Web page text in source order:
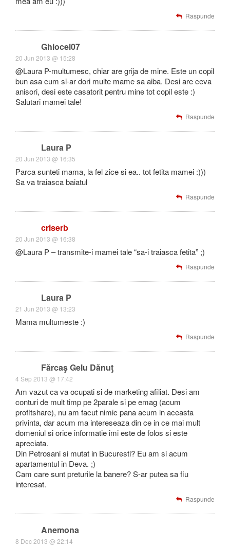
Raspunde
Ghiocel07
20 Jun 2013 @ 15:28
@Laura P-multumesc, chiar are grija de mine. Este un copil
bun asa cum si-ar dori multe mame sa aiba. Desi are ceva
anisori, desi este casatorit pentru mine tot copil este :)
Salutari mamei tale!
Raspunde
Laura P
20 Jun 2013 @ 16:35
Parca sunteti mama, la fel zice si ea.. tot fetita mamei :)))
Sa va traiasca baiatul
Raspunde
criserb
20 Jun 2013 @ 16:38
@Laura P – transmite-i mamei tale “sa-i traiasca fetita” ;)
Raspunde
Laura P
21 Jun 2013 @ 13:23
Mama multumeste :)
Raspunde
Fărcaş Gelu Dănuţ
4 Sep 2013 @ 17:42
Am vazut ca va ocupati si de marketing afiliat. Desi am
conturi de mult timp pe 2parale si pe emag (acum
profitshare), nu am facut nimic pana acum in aceasta
privinta, dar acum ma intereseaza din ce in ce mai mult
domeniul si orice informatie imi este de folos si este
apreciata.
Din Petrosani si mutat in Bucuresti? Eu am si acum
apartamentul in Deva. ;)
Cam care sunt preturile la banere? S-ar putea sa fiu
interesat.
Raspunde
Anemona
8 Dec 2013 @ 22:14